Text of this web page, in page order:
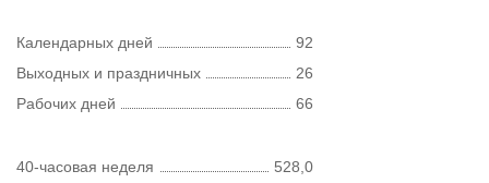
Календарных дней
92
Выходных и праздничных
26
Рабочих дней
66
40-часовая неделя 528,0